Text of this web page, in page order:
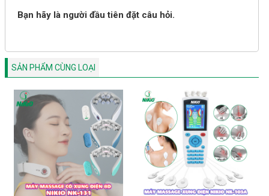
Bạn hãy là người đầu tiên đặt câu hỏi.
SẢN PHẨM CÙNG LOẠI